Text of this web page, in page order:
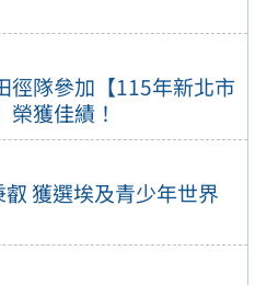
徑隊參加【115年新北市
獲佳績！
獲選埃及青少年世界